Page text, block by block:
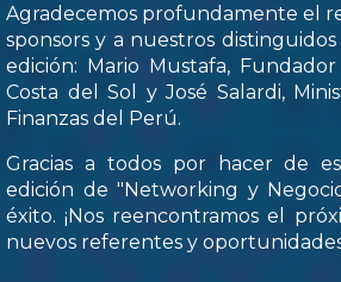
Agradecemos profundamente el
sponsors y a nuestros
edición: Mario Mustafa,
Costa del Sol y José Salardi,
Finanzas del Perú.
Gracias a todos por hacer de
edición de "Networking y
éxito. ¡Nos reencontramos el
nuevos referentes y